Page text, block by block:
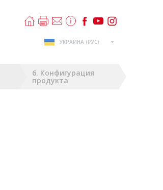
УКРАИНА (РУС)
6. Конфигурация
продукта